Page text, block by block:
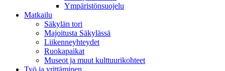
Ympäristönsuojelu
Mat­kailu
Säkylän tori
Majoitusta Säkylässä
Liikenneyhteydet
Ruokapaikat
Museot ja muut kulttuurikohteet
Työ ja yrittä­minen